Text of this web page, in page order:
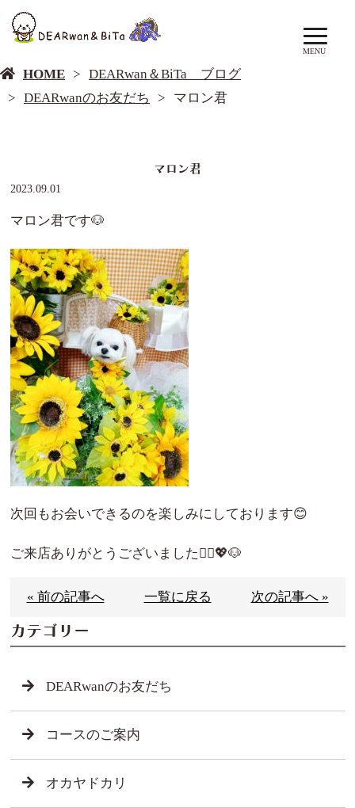
MENU
HOME
DEARwan＆BiTa ブログ
DEARwanのお友だち
マロン君
マロン君
2023.09.01
マロン君です🐶
次回もお会いできるのを楽しみにしております😊
ご来店ありがとうございました🙇‍♀️💖🐶
« 前の記事へ 一覧に戻る 次の記事へ »
カテゴリー
DEARwanのお友だち
コースのご案内
オカヤドカリ